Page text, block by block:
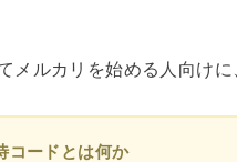
メルカリを始める人向けに
コードとは何か